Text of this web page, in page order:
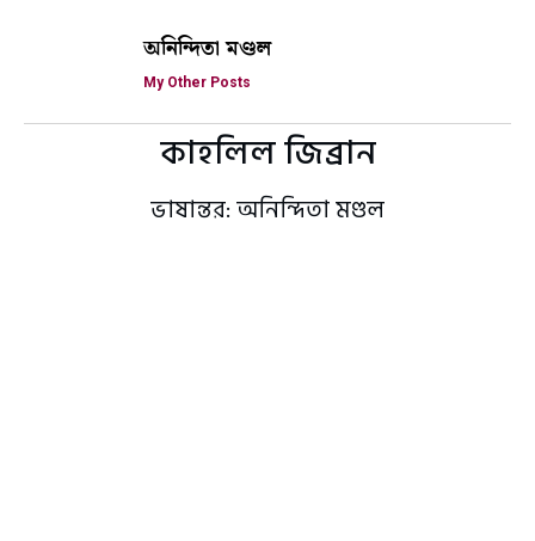
অনিন্দিতা মণ্ডল
My Other Posts
কাহলিল জিব্রান
ভাষান্তর: অনিন্দিতা মণ্ডল